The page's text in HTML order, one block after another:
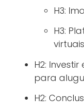
H3:
H3:
virtuais
H2:
para
H2: